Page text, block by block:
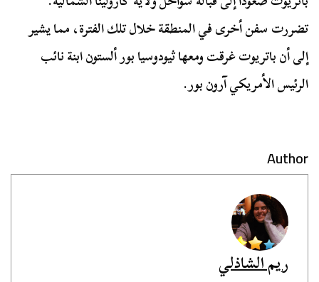
تضررت سفن أخرى في المنطقة خلال تلك الفترة، مما يشير
إلى أن باتريوت غرقت ومعها ثيودوسيا بور ألستون ابنة نائب
الرئيس الأمريكي آرون بور.
Author
ريم الشاذلي